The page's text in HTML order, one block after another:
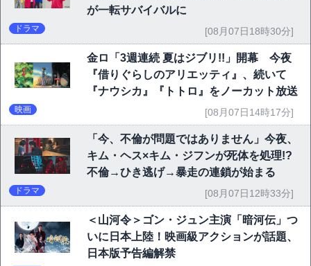
が一転サバイバルに
ドラマ [08月07日18時30分]
金ロ「3週連続 夏はジブリ!!」開幕 今夜
『借りぐらしのアリエッティ』、続いて
『ナウシカ』『トトロ』をノーカット放送
映画 [08月07日14時17分]
「今、不倫が問題ではありません」今夜、
キム・ヘス×キム・ジフンが死体を処理!?
不倫→ひき逃げ→暴走の連鎖が始まる
ドラマ [08月07日12時33分]
＜山河令＞ゴン・ジュン主演「暗河伝」つ
いに日本上陸！映画級アクションが話題、
日本版予告編解禁